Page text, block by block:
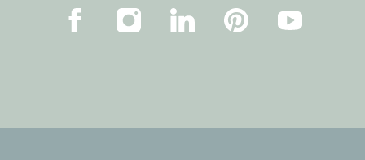
FacebookInstagramLinkedinPinterestYouTube